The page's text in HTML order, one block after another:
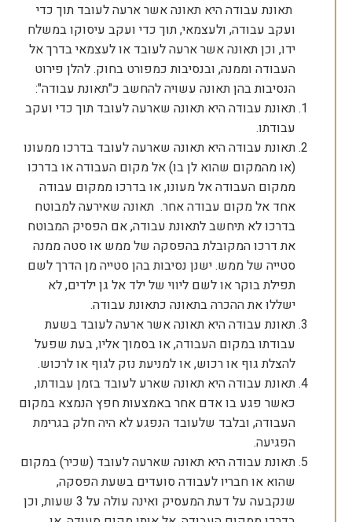
תאונת עבודה היא תאונה אשר ארעה לעובד תוך כדי
ועקב עבודה, ולעצמאי, תוך כדי ועקב עיסוקו במשלח
ידו, וכן תאונה אשר ארעה לעובד או לעצמאי בדרך אל
העבודה וממנה, ובנסיבות כמפורט בחוק. להלן פירוט
הנסיבות בהן תאונה עשויה להחשב כ"תאונת עבודה":
תאונת עבודה היא תאונה שארעה לעובד תוך כדי ועקב
עבודתו.
תאונת עבודה היא תאונה שארעה לעובד בדרכו ממעונו
(או מהמקום שהוא לן בו) אל מקום העבודה או בדרכו
ממקום העבודה אל מעונו, או בדרכו ממקום עבודה
אחד אל מקום עבודה אחר. תאונה שאירעה למבוטח
בדרכו לא תיחשב לתאונת עבודה, אם הפסיק המבוטח
את דרכו המקובלת בהפסקה של ממש או סטה ממנה
סטייה של ממש. ישנן נסיבות בהן סטייה מן הדרך לשם
תפילת בוקר או לשם ליווי של ילד אל גן ילדים, לא
ישללו את ההכרה בתאונה כתאונת עבודה.
תאונת עבודה היא תאונה אשר ארעה לעובד בשעת
עבודתו במקום העבודה, או בסמוך אליו, בעת שפעל
להצלת גוף או רכוש, או למניעת נזק לגוף או לרכוש.
תאונת עבודה היא תאונה שארע לעובד בזמן עבודתו,
כאשר פגע בו אדם אחר באמצעות חפץ הנמצא במקום
העבודה, ובלבד שלעובד הנפגע לא היה חלק בגרימת
הפגיעה.
תאונת עבודה היא תאונה שארעה לעובד (שכיר) במקום
שהוא או חבריו לעבודה סועדים בשעת הפסקה,
שנקבעה על דעת המעסיק ואינה עולה על 3 שעות, וכן